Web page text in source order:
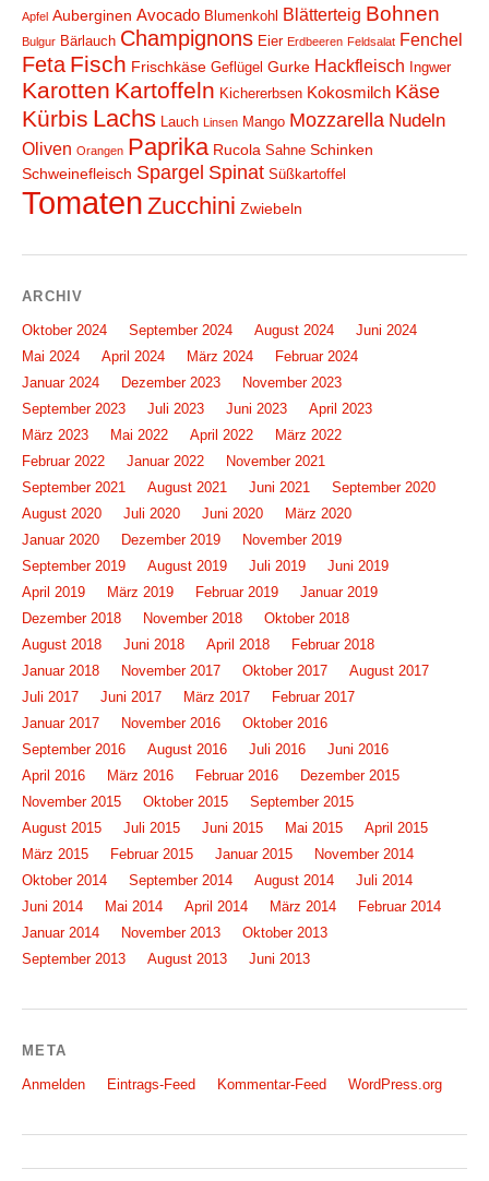
Apfel Auberginen Avocado Blumenkohl Blätterteig Bohnen
Bulgur Bärlauch Champignons Eier Erdbeeren Feldsalat Fenchel
Feta Fisch Frischkäse Geflügel Gurke Hackfleisch Ingwer
Karotten Kartoffeln Kichererbsen Kokosmilch Käse
Kürbis Lachs Lauch Linsen Mango Mozzarella Nudeln
Oliven Orangen Paprika Rucola Sahne Schinken
Schweinefleisch Spargel Spinat Süßkartoffel
Tomaten Zucchini Zwiebeln
ARCHIV
Oktober 2024 September 2024 August 2024
Juni 2024
Mai 2024
April 2024 März 2024
Februar 2024
Januar 2024
Dezember 2023
November 2023
September 2023
Juli 2023 Juni 2023
April 2023
März 2023
Mai 2022 April 2022
März 2022
Februar 2022
Januar 2022
November 2021
September 2021
August 2021 Juni 2021
September 2020
August 2020
Juli 2020 Juni 2020
März 2020
Januar 2020
Dezember 2019
November 2019
September 2019
August 2019 Juli 2019
Juni 2019
April 2019
März 2019 Februar 2019
Januar 2019
Dezember 2018
November 2018
Oktober 2018
August 2018
Juni 2018 April 2018
Februar 2018
Januar 2018
November 2017 Oktober 2017
August 2017
Juli 2017
Juni 2017 März 2017
Februar 2017
Januar 2017
November 2016
Oktober 2016
September 2016
August 2016 Juli 2016
Juni 2016
April 2016
März 2016 Februar 2016
Dezember 2015
November 2015
Oktober 2015
September 2015
August 2015
Juli 2015 Juni 2015 Mai 2015
April 2015
März 2015
Februar 2015 Januar 2015
November 2014
Oktober 2014
September 2014 August 2014
Juli 2014
Juni 2014
Mai 2014 April 2014 März 2014
Februar 2014
Januar 2014
November 2013
Oktober 2013
September 2013
August 2013 Juni 2013
META
Anmelden Eintrags-Feed Kommentar-Feed WordPress.org